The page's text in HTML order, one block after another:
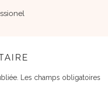
Les champs obligatoires